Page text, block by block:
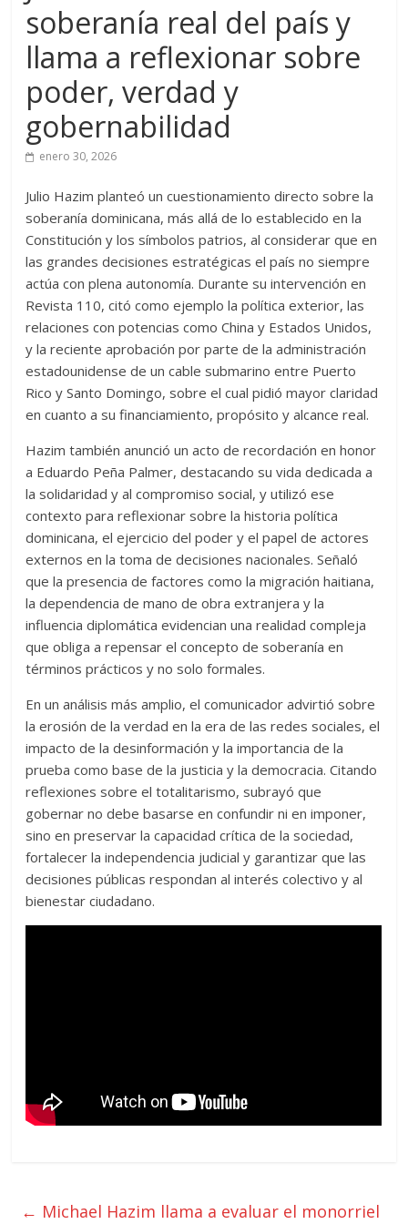
soberanía real del país y
llama a reflexionar sobre
poder, verdad y
gobernabilidad
enero 30, 2026
Julio Hazim planteó un cuestionamiento directo sobre la
soberanía dominicana, más allá de lo establecido en la
Constitución y los símbolos patrios, al considerar que en
las grandes decisiones estratégicas el país no siempre
actúa con plena autonomía. Durante su intervención en
Revista 110, citó como ejemplo la política exterior, las
relaciones con potencias como China y Estados Unidos,
y la reciente aprobación por parte de la administración
estadounidense de un cable submarino entre Puerto
Rico y Santo Domingo, sobre el cual pidió mayor claridad
en cuanto a su financiamiento, propósito y alcance real.
Hazim también anunció un acto de recordación en honor
a Eduardo Peña Palmer, destacando su vida dedicada a
la solidaridad y al compromiso social, y utilizó ese
contexto para reflexionar sobre la historia política
dominicana, el ejercicio del poder y el papel de actores
externos en la toma de decisiones nacionales. Señaló
que la presencia de factores como la migración haitiana,
la dependencia de mano de obra extranjera y la
influencia diplomática evidencian una realidad compleja
que obliga a repensar el concepto de soberanía en
términos prácticos y no solo formales.
En un análisis más amplio, el comunicador advirtió sobre
la erosión de la verdad en la era de las redes sociales, el
impacto de la desinformación y la importancia de la
prueba como base de la justicia y la democracia. Citando
reflexiones sobre el totalitarismo, subrayó que
gobernar no debe basarse en confundir ni en imponer,
sino en preservar la capacidad crítica de la sociedad,
fortalecer la independencia judicial y garantizar que las
decisiones públicas respondan al interés colectivo y al
bienestar ciudadano.
← Michael Hazim llama a evaluar el monorriel